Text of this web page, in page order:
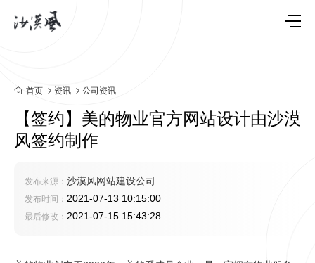
首页 资讯 公司资讯
【签约】美的物业官方网站设计由沙漠
风签约制作
发布来源： 沙漠风网站建设公司
发布时间： 2021-07-13 10:15:00
最后修改： 2021-07-15 15:43:28